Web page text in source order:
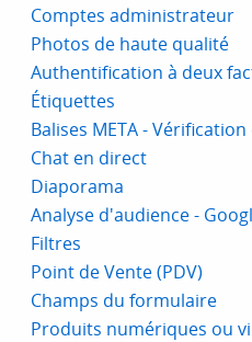
Comptes administrateur
Photos de haute qualité
Authentification à deux
Étiquettes
Balises META -
Chat en direct
Diaporama
Analyse d'audience -
Filtres
Point de Vente (PDV)
Champs du formulaire
Produits numériques ou